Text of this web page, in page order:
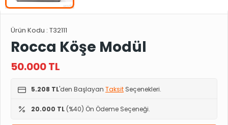
Ürün Kodu : T32111
Rocca Köşe Modül
50.000TL
5.208 TL'den Başlayan Taksit Seçenekleri.
20.000 TL (%40) Ön Ödeme Seçeneği.